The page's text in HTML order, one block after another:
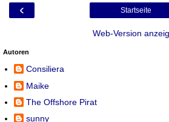
‹ Startseite
Web-Version
Autoren
Consiliera
Maike
The Offshore Pirat
sunny